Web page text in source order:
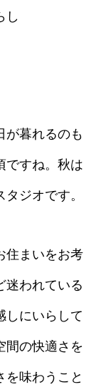
し
が暮れるのも
ですね。秋は
ジオです。
住まいをお考
迷われている
しにいらして
間の快適さを
を味わうこと